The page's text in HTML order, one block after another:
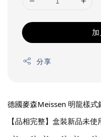
分享
德國麥森Meissen 明龍樣式
【品相完整】盒裝新品未使